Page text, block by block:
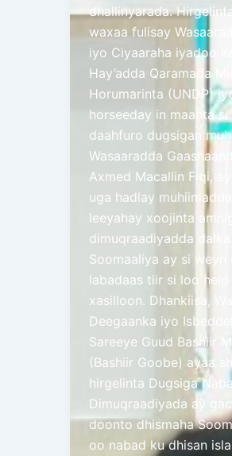
dhallinyarada.
waxaa fulisay
iyo Ciyaaraha iyadoo
Hay’adda Qaramada
Horumarinta (UNDP)
horseeday in maanta
daahfuro dugsigan
Wasaaradda
Axmed Macallin Fiqi,
uga hadlay
leeyahay xoojinta
dimuqraadiyadda
Soomaaliya ay si weyn
labadaas tiir si loo helo
xasilloon. Dhankiisa,
Deegaanka iyo
Sareeye Guud Bashiir
(Bashiir Goobe) ayaa
hirgelinta Dugsiga
Dimuqraadiyada ay
doonto dhismaha
oo nabad ku dhisan